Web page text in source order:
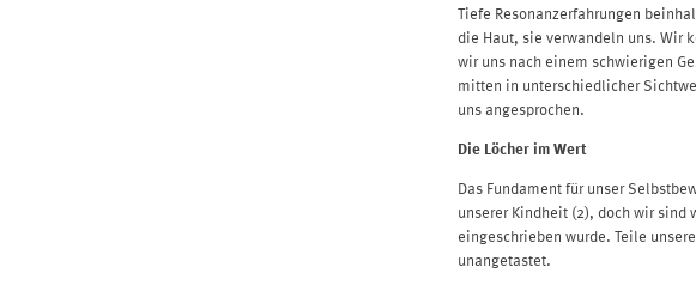
Tiefe Resonanzerfahrungen
die Haut, sie verwandeln uns. Wir
wir uns nach einem schwierigen
mitten in unterschiedlicher
uns angesprochen.
Die Löcher im Wert
Das Fundament für unser
unserer Kindheit (2), doch wir
eingeschrieben wurde. Teile
unangetastet.